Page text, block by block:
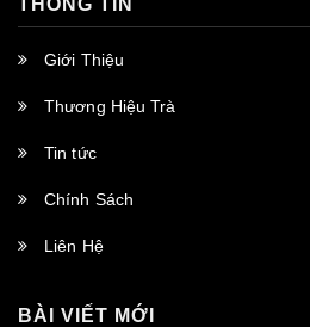
Giới Thiệu
Thương Hiệu Trà
Tin tức
Chính Sách
Liên Hệ
BÀI VIẾT MỚI